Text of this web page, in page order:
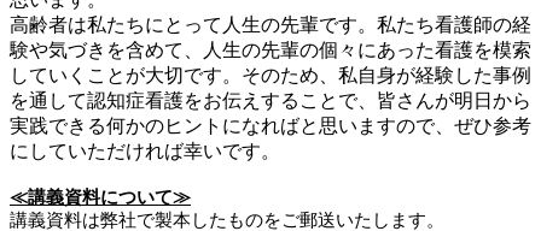
高齢者は私たちにとって人生の先輩です。私たち看護師の経
験や気づきを含めて、人生の先輩の個々にあった看護を模索
していくことが大切です。そのため、私自身が経験した事例
を通して認知症看護をお伝えすることで、皆さんが明日から
実践できる何かのヒントになればと思いますので、ぜひ参考
にしていただければ幸いです。
≪講義資料について≫
講義資料は弊社で製本したものをご郵送いたします。